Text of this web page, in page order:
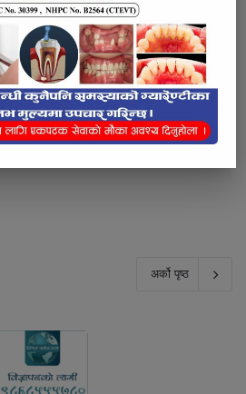
१२:१७
पक्राउ परेका छन्। जिल्लाको बेलौरी
अवैध लागूऔषध खैरो हेरोइन ५५०
अर्को पृष्ठ